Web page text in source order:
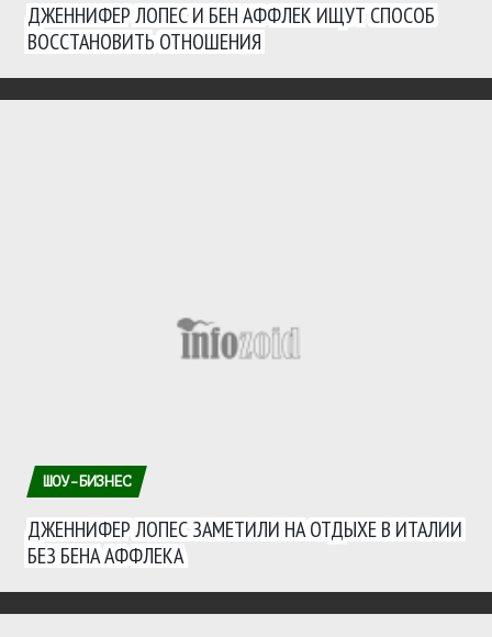
ДЖЕННИФЕР ЛОПЕС И БЕН АФФЛЕК ИЩУТ СПОСОБ
ВОССТАНОВИТЬ ОТНОШЕНИЯ
ШОУ-БИЗНЕС
ДЖЕННИФЕР ЛОПЕС ЗАМЕТИЛИ НА ОТДЫХЕ В ИТАЛИИ
БЕЗ БЕНА АФФЛЕКА